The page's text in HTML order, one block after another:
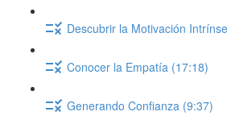
Descubrir la Motivación
Conocer la Empatía (17:18)
Generando Confianza (9:37)